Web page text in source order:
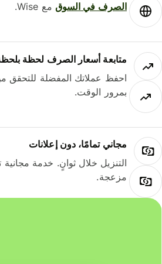
الصرف في السوقمع Wise.
متابعة أسعار الصرف لحظة بلحظة
احفظ عملاتك المفضلة للتحقق
بمرور الوقت.
مجاني تمامًا، دون إعلانات
التنزيل خلال ثوانٍ. خدمة مجانية
مزعجة.